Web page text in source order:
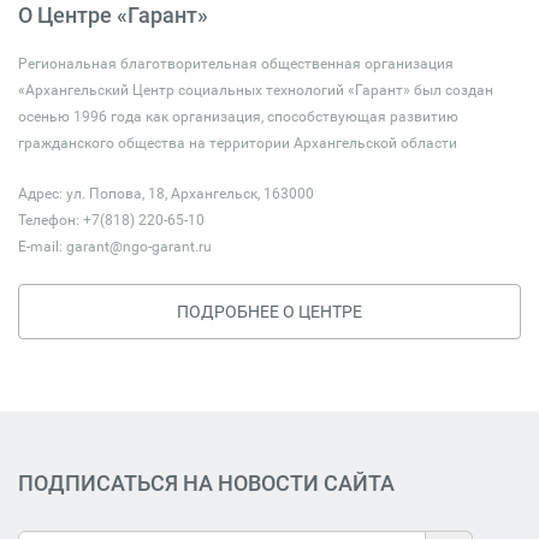
О Центре «Гарант»
Региональная благотворительная общественная организация
«Архангельский Центр социальных технологий «Гарант» был создан
осенью 1996 года как организация, способствующая развитию
гражданского общества на территории Архангельской области
Адрес: ул. Попова, 18, Архангельск, 163000
Телефон: +7(818) 220-65-10
E-mail: garant@ngo-garant.ru
ПОДРОБНЕЕ О ЦЕНТРЕ
ПОДПИСАТЬСЯ НА НОВОСТИ САЙТА